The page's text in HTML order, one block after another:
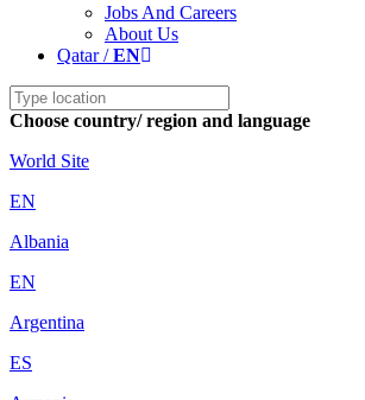
Jobs And Careers
About Us
Qatar /EN
Choose country/ region and language
World Site
EN
Albania
EN
Argentina
ES